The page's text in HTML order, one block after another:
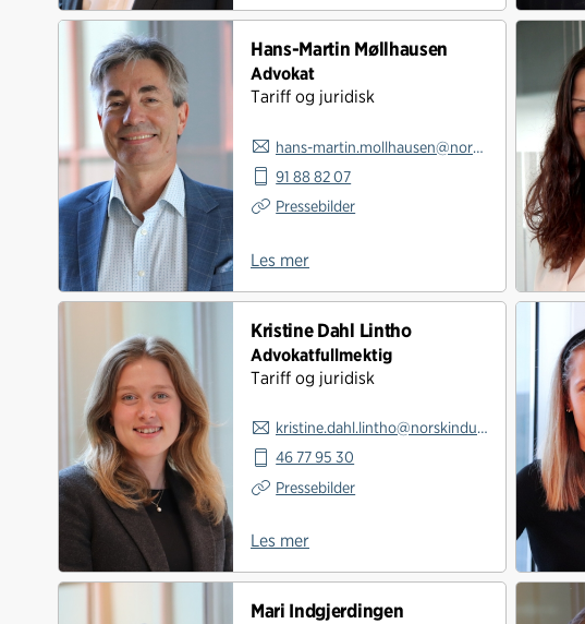
Hans-Martin Møllhausen
Advokat
Tariff og juridisk
hans-martin.mollhausen@norskindustri.no
91 88 82 07
Pressebilder
Les mer
Kristine Dahl Lintho
Advokatfullmektig
Tariff og juridisk
kristine.dahl.lintho@norskindustri.no
46 77 95 30
Pressebilder
Les mer
Mari Indgjerdingen